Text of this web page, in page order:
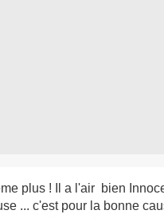
plus ! Il a l'air bien
... c'est pour la bonne